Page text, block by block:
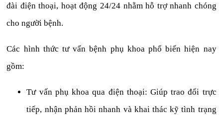
đài điện thoại, hoạt động 24/24 nhằm hỗ trợ nhanh chóng
cho người bệnh.
Các hình thức tư vấn bệnh phụ khoa phổ biến hiện nay
gồm:
Tư vấn phụ khoa qua điện thoại: Giúp trao đổi trực
tiếp, nhận phản hồi nhanh và khai thác kỹ tình trạng